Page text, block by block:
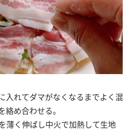
入れてダマがなくなるまでよく混
め合わせる。
薄く伸ばし中火で加熱して生地